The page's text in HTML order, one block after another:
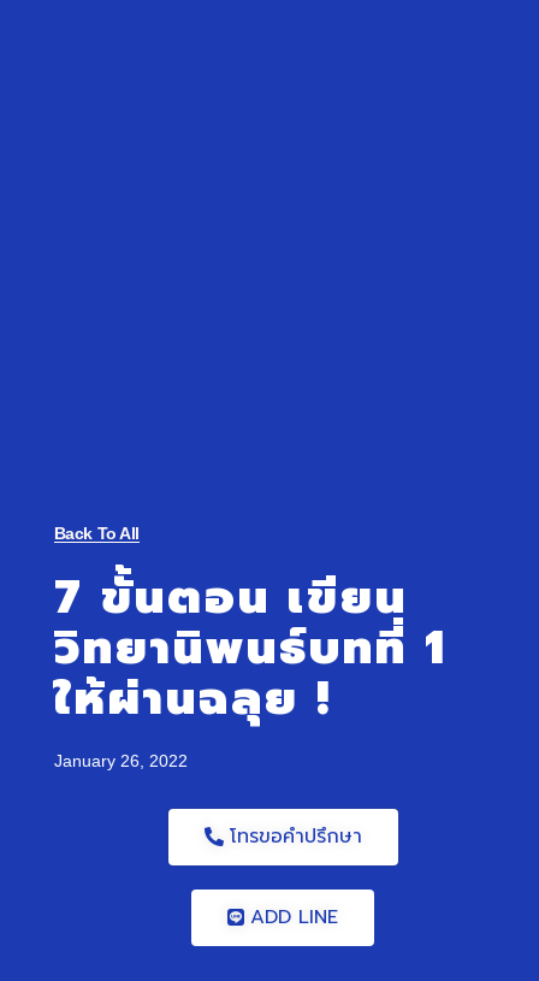
Back To All
7 ขั้นตอน เขียน
วิทยานิพนธ์บทที่ 1
ให้ผ่านฉลุย !
January 26, 2022
โทรขอคำปรึกษา
ADD LINE